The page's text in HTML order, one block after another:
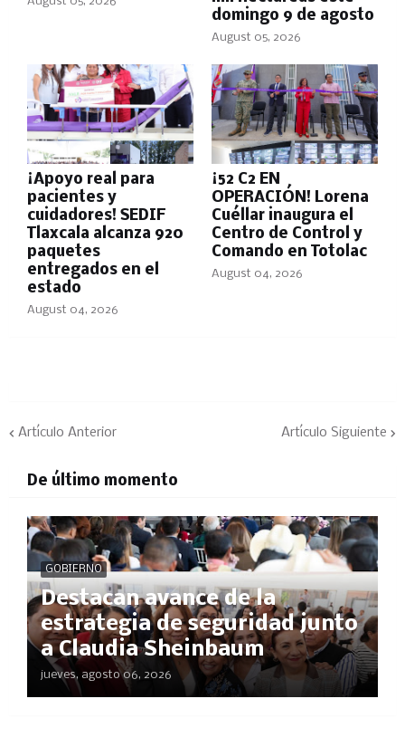
domingo 9 de agosto
August 05, 2026
¡Apoyo real para
pacientes y
cuidadores! SEDIF
Tlaxcala alcanza 920
paquetes
entregados en el
estado
August 04, 2026
¡52 C2 EN
OPERACIÓN! Lorena
Cuéllar inaugura el
Centro de Control y
Comando en Totolac
August 04, 2026
Artículo Anterior Artículo Siguiente
De último momento
GOBIERNO
Destacan avance de la
estrategia de seguridad junto
a Claudia Sheinbaum
jueves, agosto 06, 2026